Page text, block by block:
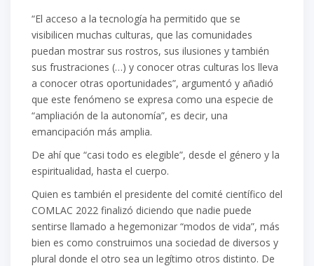
“El acceso a la tecnología ha permitido que se
visibilicen muchas culturas, que las comunidades
puedan mostrar sus rostros, sus ilusiones y también
sus frustraciones (…) y conocer otras culturas los lleva
a conocer otras oportunidades”, argumentó y añadió
que este fenómeno se expresa como una especie de
“ampliación de la autonomía”, es decir, una
emancipación más amplia.
De ahí que “casi todo es elegible”, desde el género y la
espiritualidad, hasta el cuerpo.
Quien es también el presidente del comité científico del
COMLAC 2022 finalizó diciendo que nadie puede
sentirse llamado a hegemonizar “modos de vida”, más
bien es como construimos una sociedad de diversos y
plural donde el otro sea un legítimo otros distinto. De